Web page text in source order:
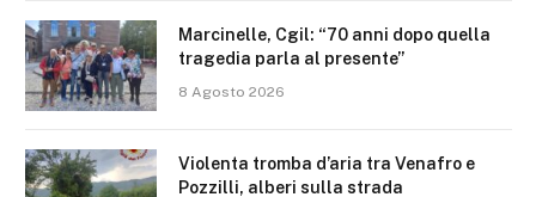
Marcinelle, Cgil: “70 anni dopo quella
tragedia parla al presente”
8 Agosto 2026
Violenta tromba d’aria tra Venafro e
Pozzilli, alberi sulla strada